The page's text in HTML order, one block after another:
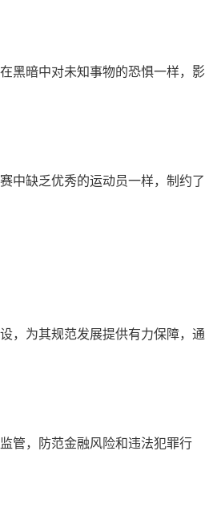
黑暗中对未知事物的恐惧一样，影
中缺乏优秀的运动员一样，制约了
，为其规范发展提供有力保障，通
管，防范金融风险和违法犯罪行